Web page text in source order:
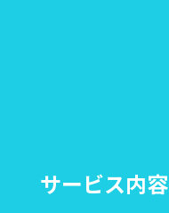
サービス内容